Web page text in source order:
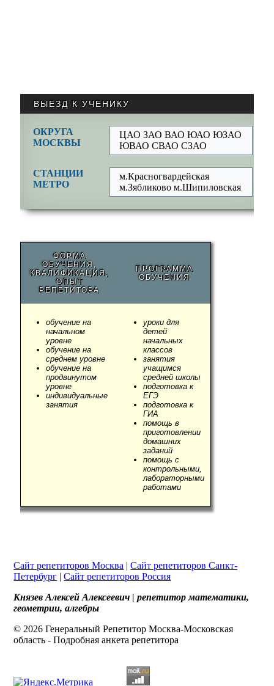
ВЫЕЗД К УЧЕНИКУ
ОКРУГА
МОСКВЫ
ЦАО ЗАО ВАО ЮАО ЮЗАО
ЮВАО СВАО СЗАО
СТАНЦИИ
МЕТРО
м.Красногвардейская
м.Зябликово м.Шипиловская
ФОРМА
ОБУЧЕНИЯ,
КВАЛИФИКАЦИЯ,
ОПЫТ
РЕПЕТИТОРА
ПРОГРАММА
ОБУЧЕНИЯ
обучение на
начальном
уровне
обучение на
среднем уровне
обучение на
продвинутом
уровне
индивидуальные
занятия
уроки для
детей
начальных
классов
занятия
учащимся
средней школы
подготовка к
ЕГЭ
подготовка к
ГИА
помощь в
приготовлении
домашних
заданий
помощь с
контрольными,
лабораторными
работами
Сайт репетиторов Москва |Сайт репетиторов Санкт-
Петербург |Сайт репетиторов Россия
Князев Алексей Алексеевич | репетитор математики,
геометрии, алгебры
© 2026 Генеральный Репетитор Москва-Московская
область - Подробная анкета репетитора